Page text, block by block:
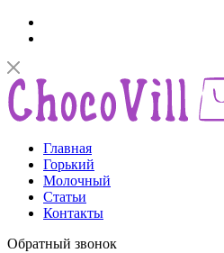
Главная
Горький
Молочный
Статьи
Контакты
Обратный звонок